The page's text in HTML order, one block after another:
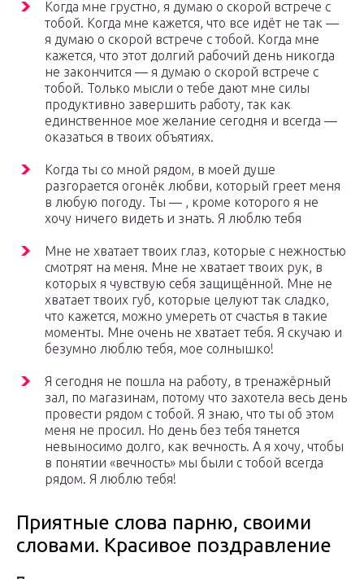
Когда мне грустно, я думаю о скорой встрече с
тобой. Когда мне кажется, что все идёт не так —
я думаю о скорой встрече с тобой. Когда мне
кажется, что этот долгий рабочий день никогда
не закончится — я думаю о скорой встрече с
тобой. Только мысли о тебе дают мне силы
продуктивно завершить работу, так как
единственное мое желание сегодня и всегда —
оказаться в твоих объятиях.
Когда ты со мной рядом, в моей душе
разгорается огонёк любви, который греет меня
в любую погоду. Ты — , кроме которого я не
хочу ничего видеть и знать. Я люблю тебя
Мне не хватает твоих глаз, которые с нежностью
смотрят на меня. Мне не хватает твоих рук, в
которых я чувствую себя защищённой. Мне не
хватает твоих губ, которые целуют так сладко,
что кажется, можно умереть от счастья в такие
моменты. Мне очень не хватает тебя. Я скучаю и
безумно люблю тебя, мое солнышко!
Я сегодня не пошла на работу, в тренажёрный
зал, по магазинам, потому что захотела весь день
провести рядом с тобой. Я знаю, что ты об этом
меня не просил. Но день без тебя тянется
невыносимо долго, как вечность. А я хочу, чтобы
в понятии «вечность» мы были с тобой всегда
рядом. Я люблю тебя!
Приятные слова парню, своими
словами. Красивое поздравление